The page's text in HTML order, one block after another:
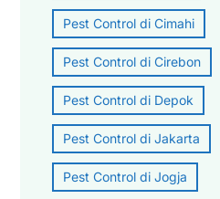
Pest Control di Cimahi
Pest Control di Cirebon
Pest Control di Depok
Pest Control di Jakarta
Pest Control di Jogja